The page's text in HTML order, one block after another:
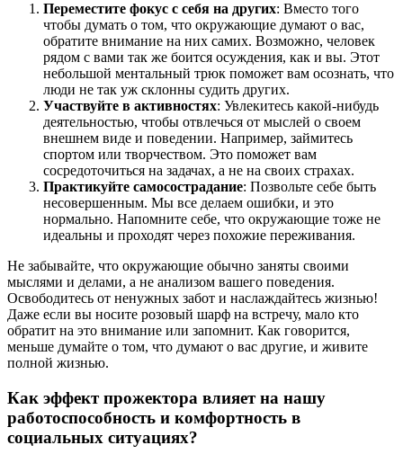
Переместите фокус с себя на других: Вместо того
чтобы думать о том, что окружающие думают о вас,
обратите внимание на них самих. Возможно, человек
рядом с вами так же боится осуждения, как и вы. Этот
небольшой ментальный трюк поможет вам осознать, что
люди не так уж склонны судить других.
Участвуйте в активностях: Увлекитесь какой-нибудь
деятельностью, чтобы отвлечься от мыслей о своем
внешнем виде и поведении. Например, займитесь
спортом или творчеством. Это поможет вам
сосредоточиться на задачах, а не на своих страхах.
Практикуйте самосострадание: Позвольте себе быть
несовершенным. Мы все делаем ошибки, и это
нормально. Напомните себе, что окружающие тоже не
идеальны и проходят через похожие переживания.
Не забывайте, что окружающие обычно заняты своими
мыслями и делами, а не анализом вашего поведения.
Освободитесь от ненужных забот и наслаждайтесь жизнью!
Даже если вы носите розовый шарф на встречу, мало кто
обратит на это внимание или запомнит. Как говорится,
меньше думайте о том, что думают о вас другие, и живите
полной жизнью.
Как эффект прожектора влияет на нашу
работоспособность и комфортность в
социальных ситуациях?